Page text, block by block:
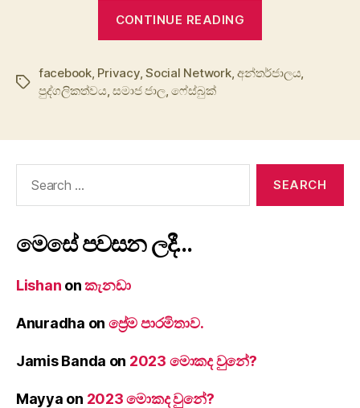
CONTINUE READING
Tags
facebook, Privacy,Social Network,අන්තර්ජාලය,
පුද්ගලිකත්වය,සමාජ ජාල,ෆේස්බුක්
මෙසේ පවසන ලදී…
Lishan onකැනඩා
Anuradha on ප්‍රේම පාරමිතාව.
Jamis Banda on 2023 මොකද වුනේ?
Mayya on 2023 මොකද වුනේ?